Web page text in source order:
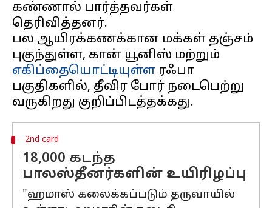
கண்ணால் பார்த்தவர்கள்
தெரிவித்தனர்.
பல ஆயிரக்கணக்கான மக்கள் தஞ்சம்
புகுந்துள்ள, கான் யூனிஸ் மற்றும்
எகிப்தையொட்டியுள்ள ரஃபா
பகுதிகளில், தீவிர போர் நடைபெற்று
2nd card
18,000 கடந்த
பாலஸ்தீனர்களின் உயிரிழப்பு
"ஹமாஸ் கலைக்கப்படும் தருவாயில்